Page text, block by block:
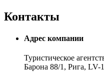
Контакты
Адрес компании
Туристическое
Барона 88/1, Рига, LV-